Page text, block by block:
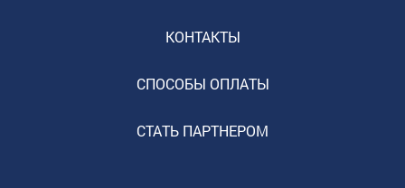
КОНТАКТЫ
СПОСОБЫ ОПЛАТЫ
СТАТЬ ПАРТНЕРОМ